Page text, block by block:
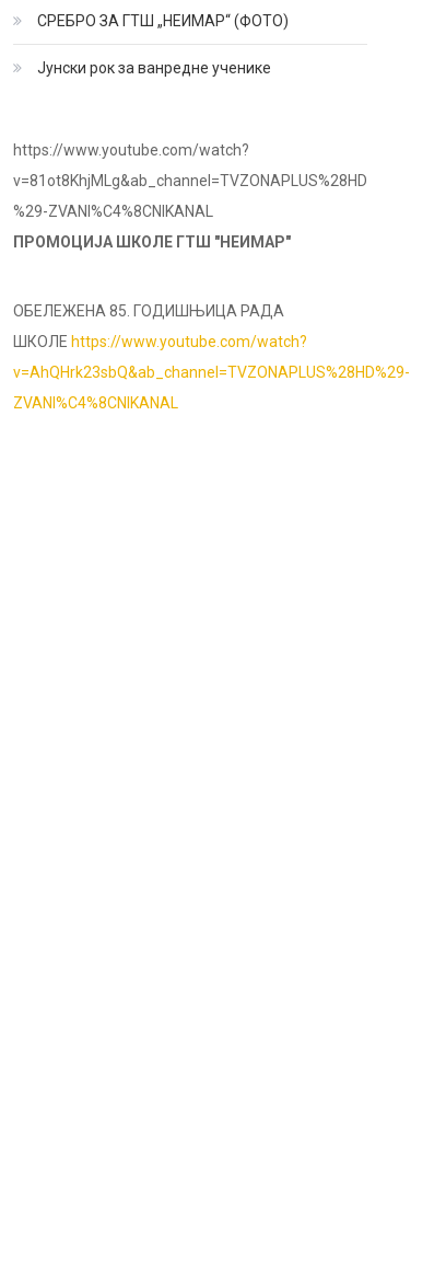
СРЕБРО ЗА ГТШ „НЕИМАР“ (ФОТО)
Јунски рок за ванредне ученике
https://www.youtube.com/watch?
v=81ot8KhjMLg&ab_channel=TVZONAPLUS%28HD
%29-ZVANI%C4%8CNIKANAL
ПРОМОЦИЈА ШКОЛЕ ГТШ "НЕИМАР"
ОБЕЛЕЖЕНА 85. ГОДИШЊИЦА РАДА
ШКОЛЕ https://www.youtube.com/watch?
v=AhQHrk23sbQ&ab_channel=TVZONAPLUS%28HD%29-
ZVANI%C4%8CNIKANAL